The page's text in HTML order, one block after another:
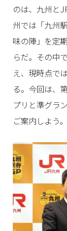
のは、九州と
州では「九州
味の陣」を定
らだ。その中
え、現時点で
る。今回は、
プリと準グラ
ご案内しよう。